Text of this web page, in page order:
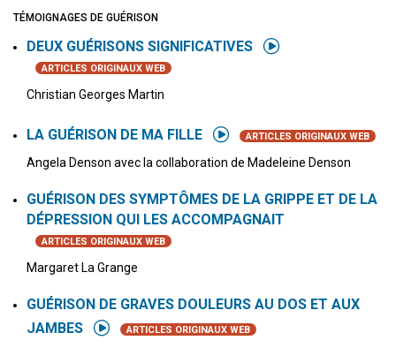
TÉMOIGNAGES DE GUÉRISON
DEUX GUÉRISONS SIGNIFICATIVES
ARTICLES ORIGINAUX WEB
Christian Georges Martin
LA GUÉRISON DE MA FILLE ARTICLES ORIGINAUX WEB
Angela Denson avec la collaboration de Madeleine Denson
GUÉRISON DES SYMPTÔMES DE LA GRIPPE ET DE LA
DÉPRESSION QUI LES ACCOMPAGNAIT
ARTICLES ORIGINAUX WEB
Margaret La Grange
GUÉRISON DE GRAVES DOULEURS AU DOS ET AUX
JAMBES
ARTICLES ORIGINAUX WEB